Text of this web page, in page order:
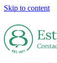
Skip to content